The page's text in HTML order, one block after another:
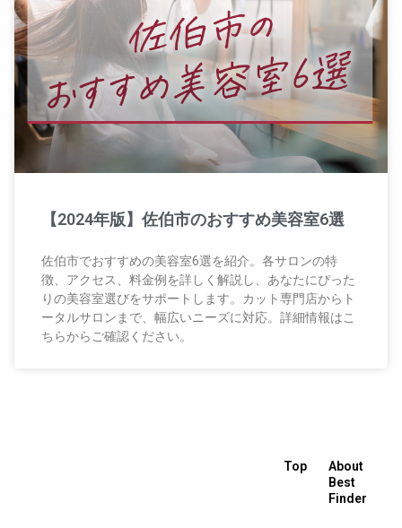
【2024年版】佐伯市のおすすめ美容室6選
佐伯市でおすすめの美容室6選を紹介。各サロンの特
徴、アクセス、料金例を詳しく解説し、あなたにぴった
りの美容室選びをサポートします。カット専門店からト
ータルサロンまで、幅広いニーズに対応。詳細情報はこ
ちらからご確認ください。
Top
About
Best
Finder